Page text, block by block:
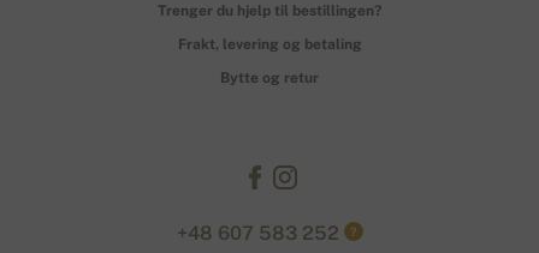
Trenger du hjelp til bestillingen?
Frakt, levering og betaling
Bytte og retur
+48 607 583 252 ?